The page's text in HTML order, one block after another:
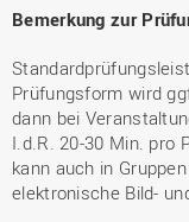
Bemerkung zur
Prüfungsform wird
dann bei
I.d.R. 20-30 Min. pro
kann auch in
elektronische Bild-